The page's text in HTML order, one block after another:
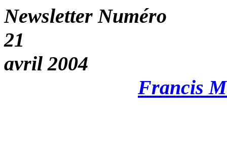
Newsletter Numéro
21
avril 2004
Francis